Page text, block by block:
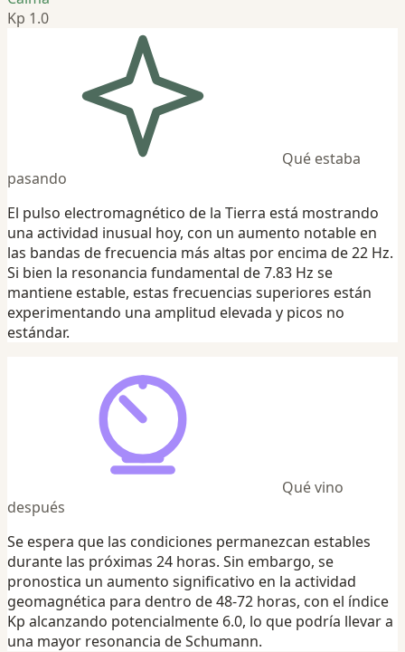
Kp 1.0
Qué estaba
pasando
El pulso electromagnético de la Tierra está mostrando
una actividad inusual hoy, con un aumento notable en
las bandas de frecuencia más altas por encima de 22 Hz.
Si bien la resonancia fundamental de 7.83 Hz se
mantiene estable, estas frecuencias superiores están
experimentando una amplitud elevada y picos no
estándar.
Qué vino
después
Se espera que las condiciones permanezcan estables
durante las próximas 24 horas. Sin embargo, se
pronostica un aumento significativo en la actividad
geomagnética para dentro de 48-72 horas, con el índice
Kp alcanzando potencialmente 6.0, lo que podría llevar a
una mayor resonancia de Schumann.